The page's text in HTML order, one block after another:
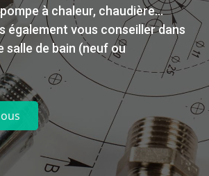
à chaleur, chaudière…
également vous conseiller dans
salle de bain (neuf ou